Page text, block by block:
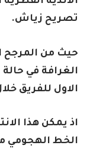
تصريح زياش.
حيث من المرجح
الغرافة في
الاول للفريق
اذ يمكن هذا
الخط الهجومي